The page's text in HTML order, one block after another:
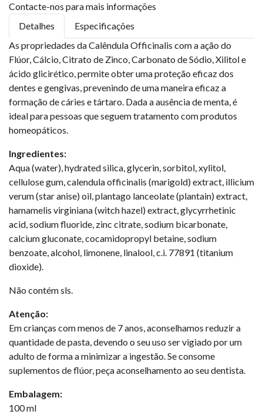
Contacte-nos para mais informações
Detalhes
Especificações
As propriedades da Calêndula Officinalis com a ação do
Flúor, Cálcio, Citrato de Zinco, Carbonato de Sódio, Xilitol e
ácido glicirético, permite obter uma proteção eficaz dos
dentes e gengivas, prevenindo de uma maneira eficaz a
formação de cáries e tártaro. Dada a ausência de menta, é
ideal para pessoas que seguem tratamento com produtos
homeopáticos.
Ingredientes:
Aqua (water), hydrated silica, glycerin, sorbitol, xylitol,
cellulose gum, calendula officinalis (marigold) extract, illicium
verum (star anise) oil, plantago lanceolate (plantain) extract,
hamamelis virginiana (witch hazel) extract, glycyrrhetinic
acid, sodium fluoride, zinc citrate, sodium bicarbonate,
calcium gluconate, cocamidopropyl betaine, sodium
benzoate, alcohol, limonene, linalool, c.i. 77891 (titanium
dioxide).
Não contém sls.
Atenção:
Em crianças com menos de 7 anos, aconselhamos reduzir a
quantidade de pasta, devendo o seu uso ser vigiado por um
adulto de forma a minimizar a ingestão. Se consome
suplementos de flúor, peça aconselhamento ao seu dentista.
Embalagem:
100 ml